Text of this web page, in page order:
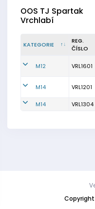
OOS TJ Spartak
Vrchlabí
KATEGORIE
REG.
ČÍSLO
M12 VRL1601
M14 VRL1201
M14 VRL1304